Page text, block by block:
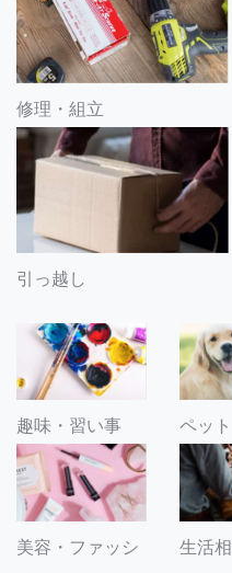
修理・組立
引っ越し
趣味・習い事 ペット
美容・ファッシ
生活